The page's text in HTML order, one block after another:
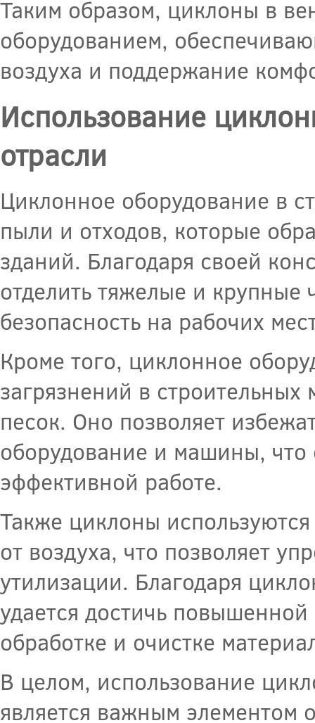
Таким образом, циклоны в
оборудованием,
воздуха и поддержание
Использование
отрасли
Циклонное оборудование в
пыли и отходов, которые
зданий. Благодаря своей
отделить тяжелые и крупные
безопасность на рабочих
Кроме того, циклонное
загрязнений в
песок. Оно позволяет
оборудование и машины, что
эффективной работе.
Также циклоны
от воздуха, что позволяет
утилизации. Благодаря
удается достичь
обработке и очистке
В целом, использование
является важным элементом